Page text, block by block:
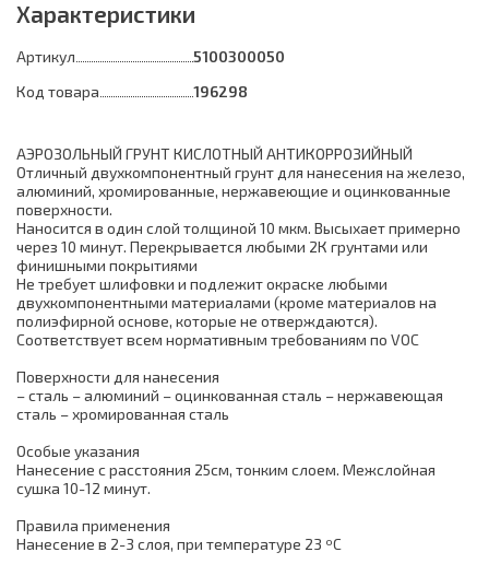
Характеристики
Артикул
5100300050
Код товара
196298
АЭРОЗОЛЬНЫЙ ГРУНТ КИСЛОТНЫЙ АНТИКОРРОЗИЙНЫЙ
Отличный двухкомпонентный грунт для нанесения на железо,
алюминий, хромированные, нержавеющие и оцинкованные
поверхности.
Наносится в один слой толщиной 10 мкм. Высыхает примерно
через 10 минут. Перекрывается любыми 2К грунтами или
финишными покрытиями
Не требует шлифовки и подлежит окраске любыми
двухкомпонентными материалами (кроме материалов на
полиэфирной основе, которые не отверждаются).
Соответствует всем нормативным требованиям по VOC
Поверхности для нанесения
– сталь – алюминий – оцинкованная сталь – нержавеющая
сталь – хромированная сталь
Особые указания
Нанесение с расстояния 25см, тонким слоем. Межслойная
сушка 10-12 минут.
Правила применения
Нанесение в 2-3 слоя, при температуре 23 ºC